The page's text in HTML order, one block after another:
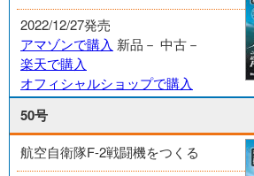
2022/12/27発売
アマゾンで購入 新品－ 中古－
楽天で購入
オフィシャルショップで購入
50号
航空自衛隊F-2戦闘機をつくる